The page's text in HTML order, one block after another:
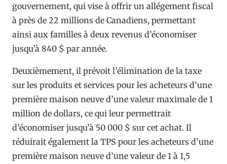
gouvernement, qui vise à offrir un allégement fiscal
à près de 22 millions de Canadiens, permettant
ainsi aux familles à deux revenus d’économiser
jusqu’à 840 $ par année.
Deuxièmement, il prévoit l’élimination de la taxe
sur les produits et services pour les acheteurs d’une
première maison neuve d’une valeur maximale de 1
million de dollars, ce qui leur permettrait
d’économiser jusqu’à 50 000 $ sur cet achat. Il
réduirait également la TPS pour les acheteurs d’une
première maison neuve d’une valeur de 1 à 1,5